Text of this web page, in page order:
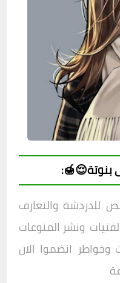
بنوتة😌🍯:
للدردشة والتعارف
ونشر المنوعات
انضموا الان